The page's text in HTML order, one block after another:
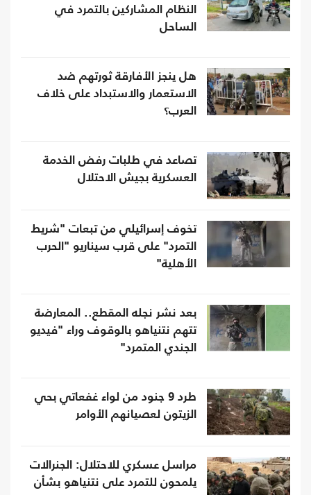
النظام المشاركين بالتمرد في
الساحل
هل ينجز الأفارقة ثورتهم ضد
الاستعمار والاستبداد على خلاف
العرب؟
تصاعد في طلبات رفض الخدمة
العسكرية بجيش الاحتلال
تخوف إسرائيلي من تبعات "شريط
التمرد" على قرب سيناريو "الحرب
الأهلية"
بعد نشر نجله المقطع.. المعارضة
تتهم نتنياهو بالوقوف وراء "فيديو
الجندي المتمرد"
طرد 9 جنود من لواء غفعاتي بحي
الزيتون لعصيانهم الأوامر
مراسل عسكري للاحتلال: الجنرالات
يلمحون للتمرد على نتنياهو بشأن